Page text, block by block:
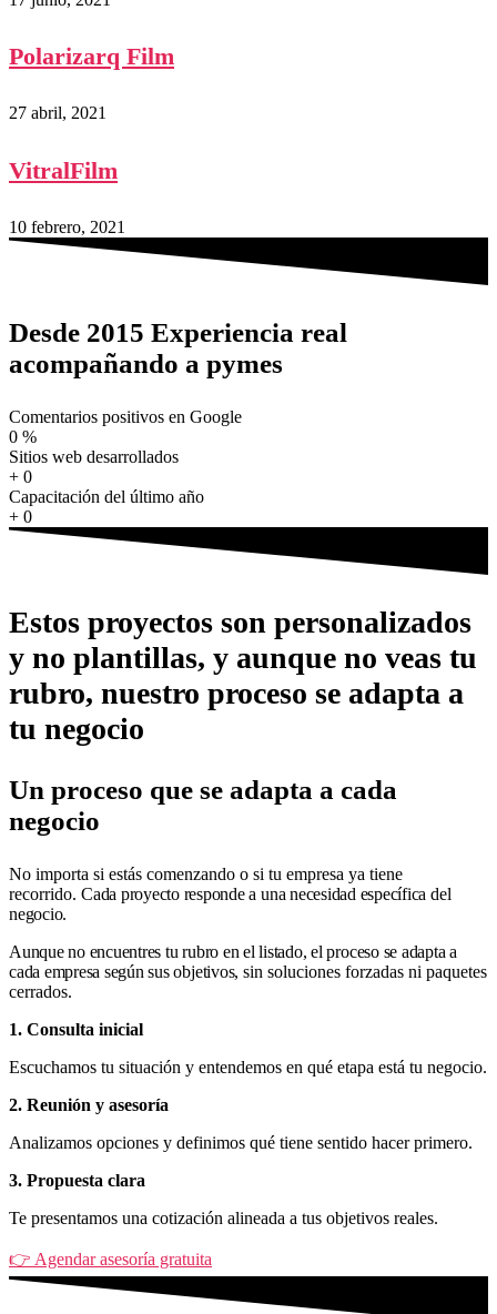
Polarizarq Film
27 abril, 2021
VitralFilm
10 febrero, 2021
Desde 2015 Experiencia real
acompañando a pymes
Comentarios positivos en Google
0 %
Sitios web desarrollados
+ 0
Capacitación del último año
+ 0
Estos proyectos son personalizados
y no plantillas, y aunque no veas tu
rubro, nuestro proceso se adapta a
tu negocio
Un proceso que se adapta a cada
negocio
No importa si estás comenzando o si tu empresa ya tiene
recorrido. Cada proyecto responde a una necesidad específica del
negocio.
Aunque no encuentres tu rubro en el listado, el proceso se adapta a
cada empresa según sus objetivos, sin soluciones forzadas ni paquetes
cerrados.
1. Consulta inicial
Escuchamos tu situación y entendemos en qué etapa está tu negocio.
2. Reunión y asesoría
Analizamos opciones y definimos qué tiene sentido hacer primero.
3. Propuesta clara
Te presentamos una cotización alineada a tus objetivos reales.
👉 Agendar asesoría gratuita